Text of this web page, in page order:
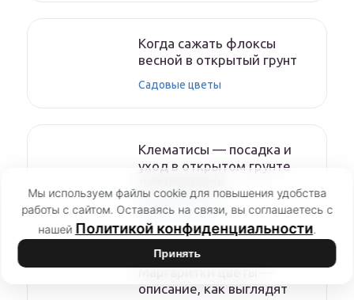
Когда сажать флоксы
весной в открытый грунт
Садовые цветы
Клематисы — посадка и
уход в открытом грунте
Садовые цветы
Маргаритки цветы —
описание, как выглядят
Мы используем файлы cookie для повышения удобства
работы с сайтом. Оставаясь на связи, вы соглашаетесь с
нашей Политикой конфиденциальности.
Принять